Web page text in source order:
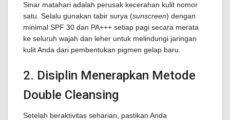
Sinar matahari adalah perusak kecerahan kulit nomor
satu. Selalu gunakan tabir surya (sunscreen) dengan
minimal SPF 30 dan PA+++ setiap pagi secara merata
ke seluruh wajah dan leher untuk melindungi jaringan
kulit Anda dari pembentukan pigmen gelap baru.
2. Disiplin Menerapkan Metode
Double Cleansing
Setelah beraktivitas seharian, pastikan Anda